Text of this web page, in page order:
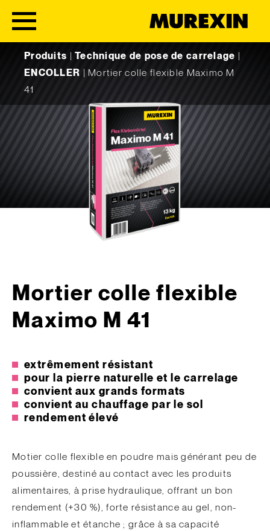
Produits |Technique de pose de carrelage
ENCOLLER
Mortier colle flexible Maximo M
41
Mortier colle flexible
Maximo M 41
extrêmement résistant
pour la pierre naturelle et le carrelage
convient aux grands formats
convient au chauffage par le sol
rendement élevé
Motier colle flexible en poudre mais générant peu de
poussière, destiné au contact avec les produits
alimentaires, à prise hydraulique, offrant un bon
rendement (+30 %), forte résistance au gel, non-
inflammable et étanche ; grâce à sa capacité